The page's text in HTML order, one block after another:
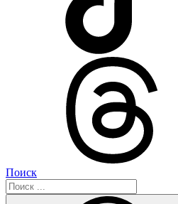
Поиск